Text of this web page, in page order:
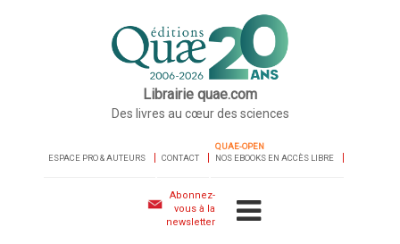
Librairie quae.com
Des livres au cœur des sciences
ESPACE PRO & AUTEURS CONTACT
QUAE-OPEN
NOS EBOOKS EN ACCÈS LIBRE
Abonnez-
vous à la
newsletter